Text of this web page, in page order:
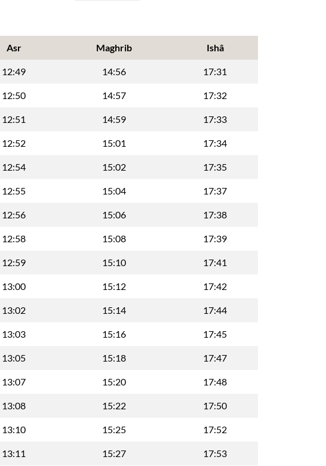
Asr Maghrib Ishâ
12:49 14:56 17:31
12:50 14:57 17:32
12:51 14:59 17:33
12:52 15:01 17:34
12:54 15:02 17:35
12:55 15:04 17:37
12:56 15:06 17:38
12:58 15:08 17:39
12:59 15:10 17:41
13:00 15:12 17:42
13:02 15:14 17:44
13:03 15:16 17:45
13:05 15:18 17:47
13:07 15:20 17:48
13:08 15:22 17:50
13:10 15:25 17:52
13:11 15:27 17:53